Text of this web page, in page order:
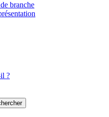
branche
?